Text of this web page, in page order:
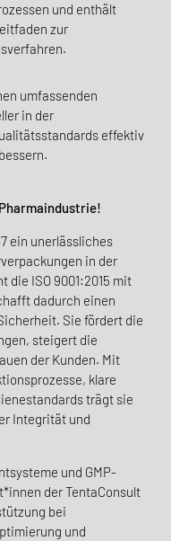
und enthält
zur
umfassenden
in der
effektiv
ein unerlässliches
in der
die ISO 9001:2015 mit
dadurch einen
Sie fördert die
steigert die
der Kunden. Mit
klare
trägt sie
Integrität und
und GMP-
der TentaConsult
bei
und